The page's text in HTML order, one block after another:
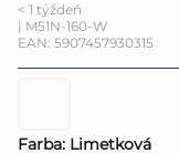
< 1 týždeň
| M51N-160-W
EAN: 5907457930315
Farba: Limetková